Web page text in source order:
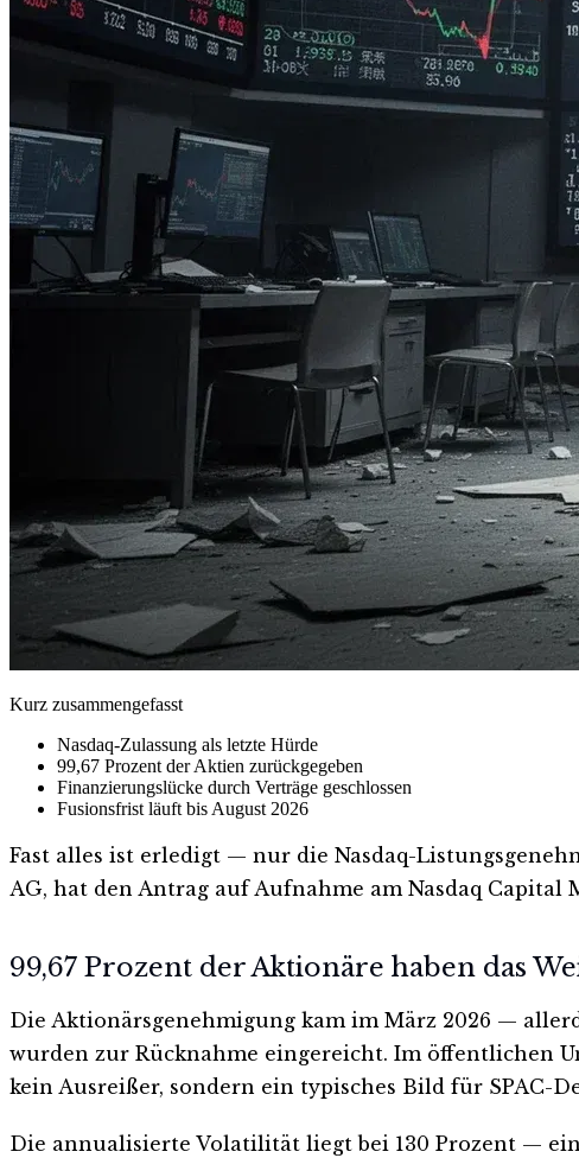
Kurz zusammengefasst
Nasdaq-Zulassung als letzte Hürde
99,67 Prozent der Aktien zurückgegeben
Finanzierungslücke durch Verträge geschlossen
Fusionsfrist läuft bis August 2026
Fast alles ist erledigt — nur die Nasdaq-
AG, hat den Antrag auf Aufnahme am Nasdaq
99,67 Prozent der Aktionäre haben das
Die Aktionärsgenehmigung kam im März 2026 —
wurden zur Rücknahme eingereicht. Im öffentlichen
kein Ausreißer, sondern ein typisches Bild für SPAC-
Die annualisierte Volatilität liegt bei 130 Prozent —